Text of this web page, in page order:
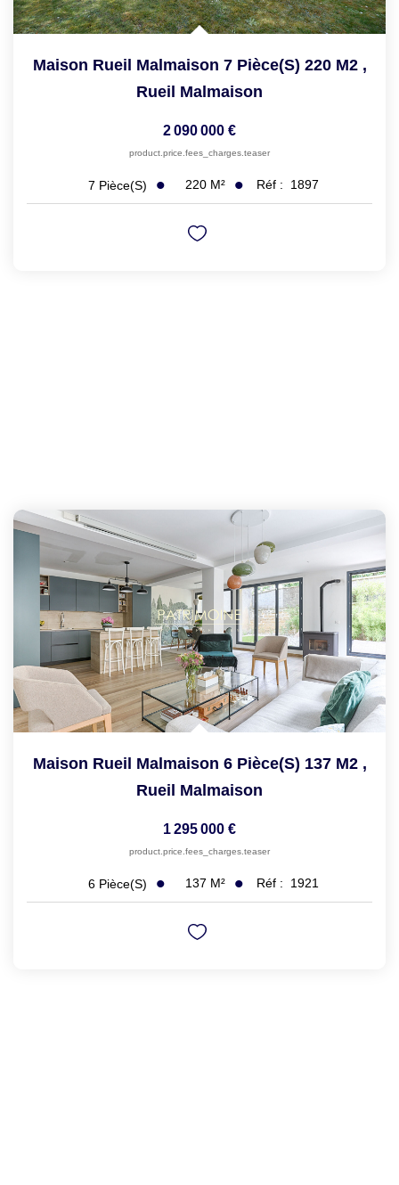
Maison Rueil Malmaison 7 Pièce(s) 220 M2 ,
Rueil Malmaison
2 090 000 €
product.price.fees_charges.teaser
7 Pièce(s) 220 M² Réf : 1897
Maison Rueil Malmaison 6 Pièce(s) 137 M2 ,
Rueil Malmaison
1 295 000 €
product.price.fees_charges.teaser
6 Pièce(s) 137 M² Réf : 1921